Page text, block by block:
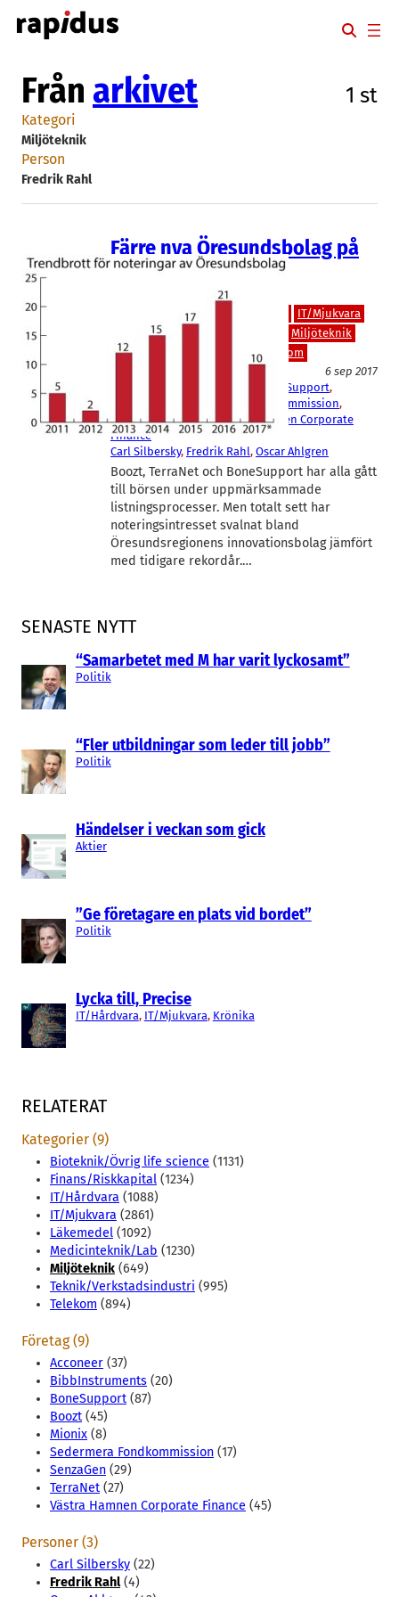
Hoppa
till
SENASTE NYTT
“Samarbetet med M har varit lyckosamt”
Politik
“Fler utbildningar som leder till jobb”
Politik
Händelser i veckan som gick
Aktier
”Ge företagare en plats vid bordet”
Politik
Lycka till, Precise
IT/Hårdvara, IT/Mjukvara, Krönika
Från arkivet 1 st
Kategori
Miljöteknik
Person
Fredrik Rahl
Färre nya Öresundsbolag på
börsen i år…
Bioteknik/Övrig life science
Finans/Riskkapital
IT/Mjukvara
Läkemedel
Miljöteknik
Teknik/Verkstadsindustri
Telekom
6 sep 2017
BoneSupport
Sedermera Fondkommission
SenzaGen, TerraNet, Västra Hamnen Corporate
Finance
Carl Silbersky, Fredrik Rahl, Oscar Ahlgren
Boozt, TerraNet och BoneSupport har alla gått
till börsen under uppmärksammade
listningsprocesser. Men totalt sett har
noteringsintresset svalnat bland
Öresundsregionens innovationsbolag jämfört
med tidigare rekordår.…
RELATERAT
Kategorier (9)
Bioteknik/Övrig life science (1131)
Finans/Riskkapital (1234)
IT/Hårdvara (1088)
IT/Mjukvara (2861)
Läkemedel (1092)
Medicinteknik/Lab (1230)
Miljöteknik (649)
Teknik/Verkstadsindustri (995)
Telekom (894)
Företag (9)
Acconeer (37)
BibbInstruments (20)
BoneSupport (87)
Boozt (45)
Mionix (8)
Sedermera Fondkommission (17)
SenzaGen (29)
TerraNet (27)
Västra Hamnen Corporate Finance (45)
Personer (3)
Carl Silbersky (22)
Fredrik Rahl(4)